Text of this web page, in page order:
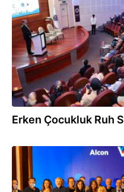
Erken Çocukluk Ruh
18.05.2026